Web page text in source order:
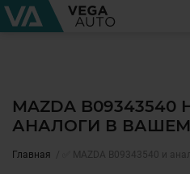
MAZDA
АНАЛОГИ В
Главная ✅ MAZDA B09343540 и